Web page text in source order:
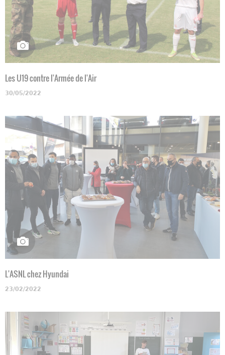
Les U19 contre l'Armée de l'Air
30/05/2022
L'ASNL chez Hyundai
23/02/2022